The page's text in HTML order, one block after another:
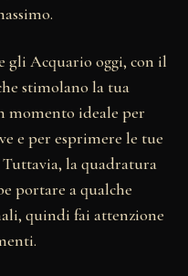
gli Acquario oggi, con il
stimolano la tua
momento ideale per
e per esprimere le tue
la quadratura
portare a qualche
quindi fai attenzione